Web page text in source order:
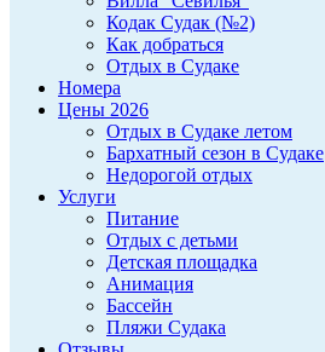
Кодак Судак (№2)
Как добраться
Отдых в Судаке
Номера
Цены 2026
Отдых в Судаке летом
Бархатный сезон в Судаке
Недорогой отдых
Услуги
Питание
Отдых с детьми
Детская площадка
Анимация
Бассейн
Пляжи Судака